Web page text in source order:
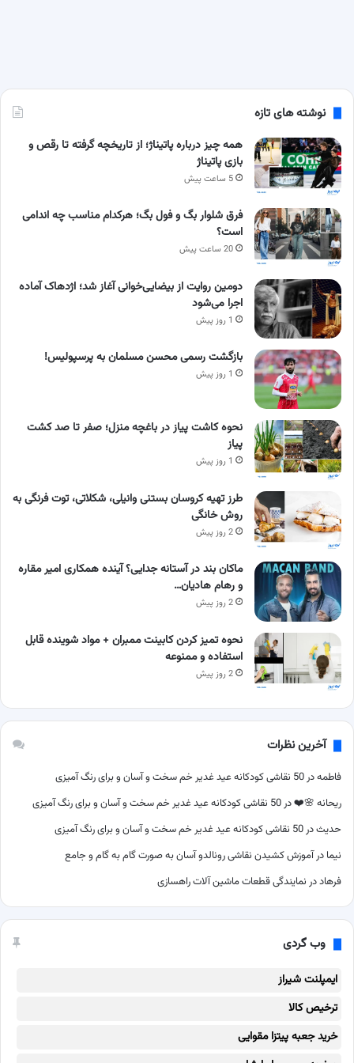
نوشته های تازه
همه چیز درباره پاتیناژ؛ از تاریخچه گرفته تا رقص و
بازی پاتیناژ
5 ساعت پیش
فرق شلوار بگ و فول بگ؛ هرکدام مناسب چه اندامی
است؟
20 ساعت پیش
دومین روایت از بیضایی‌خوانی آغاز شد؛ اژدهاک آماده
اجرا می‌شود
1 روز پیش
بازگشت رسمی محسن مسلمان به پرسپولیس!
1 روز پیش
نحوه کاشت پیاز در باغچه منزل؛ صفر تا صد کشت
پیاز
1 روز پیش
طرز تهیه کروسان بستنی وانیلی، شکلاتی، توت فرنگی به
روش خانگی
2 روز پیش
ماکان بند در آستانه جدایی؟ آینده همکاری امیر مقاره
و رهام هادیان…
2 روز پیش
نحوه تمیز کردن کابینت ممبران + مواد شوینده قابل
استفاده و ممنوعه
2 روز پیش
آخرین نظرات
فاطمهدر50 نقاشی کودکانه عید غدیر خم سخت و آسان و برای رنگ آمیزی
ریحانه 🌸❤️در50 نقاشی کودکانه عید غدیر خم سخت و آسان و برای رنگ آمیزی
حدیثدر50 نقاشی کودکانه عید غدیر خم سخت و آسان و برای رنگ آمیزی
نیما درآموزش کشیدن نقاشی رونالدو آسان به صورت گام به گام و جامع
فرهاددر نمایندگی قطعات ماشین آلات راهسازی
وب گردی
ایمپلنت شیراز
ترخیص کالا
خرید جعبه پیتزا مقوایی